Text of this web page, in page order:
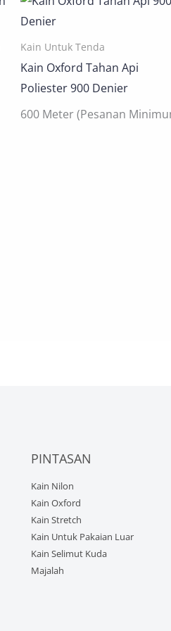
Kain Untuk Tenda
Kain Oxford Tahan Api
Poliester 900 Denier
600 Meter (Pesanan
PINTASAN
Kain Nilon
Kain Oxford
Kain Stretch
Kain Untuk Pakaian Luar
Kain Selimut Kuda
Majalah